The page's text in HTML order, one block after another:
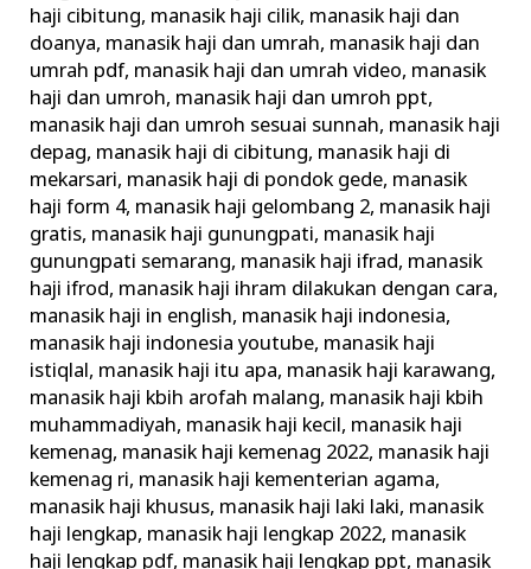
haji cibitung, manasik haji cilik, manasik haji dan
doanya, manasik haji dan umrah, manasik haji dan
umrah pdf, manasik haji dan umrah video, manasik
haji dan umroh, manasik haji dan umroh ppt,
manasik haji dan umroh sesuai sunnah, manasik haji
depag, manasik haji di cibitung, manasik haji di
mekarsari, manasik haji di pondok gede, manasik
haji form 4, manasik haji gelombang 2, manasik haji
gratis, manasik haji gunungpati, manasik haji
gunungpati semarang, manasik haji ifrad, manasik
haji ifrod, manasik haji ihram dilakukan dengan cara,
manasik haji in english, manasik haji indonesia,
manasik haji indonesia youtube, manasik haji
istiqlal, manasik haji itu apa, manasik haji karawang,
manasik haji kbih arofah malang, manasik haji kbih
muhammadiyah, manasik haji kecil, manasik haji
kemenag, manasik haji kemenag 2022, manasik haji
kemenag ri, manasik haji kementerian agama,
manasik haji khusus, manasik haji laki laki, manasik
haji lengkap, manasik haji lengkap 2022, manasik
haji lengkap pdf, manasik haji lengkap ppt, manasik